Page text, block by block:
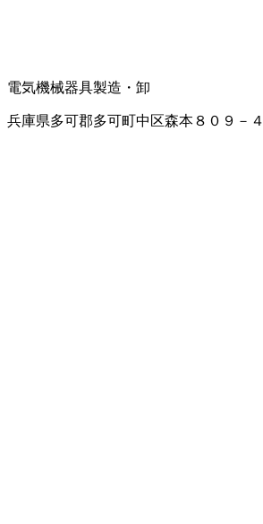
電気機械器具製造・卸
兵庫県多可郡多可町中区森本８０９－４